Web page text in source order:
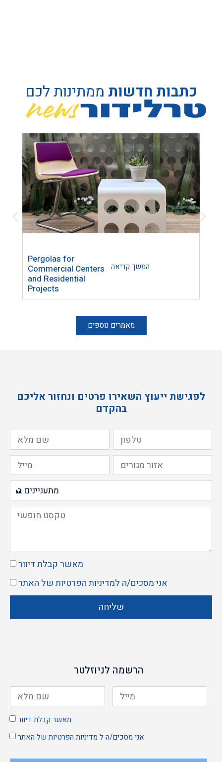
כתבות חדשות ממתינות לכם
Pergolas for
Commercial Centers
and Residential
Projects
המשך קריאה
מאמרים נוספים
לפגישת ייעוץ השאירו פרטים ונחזור אליכם
בהקדם
מאשר קבלת דיוור
אני מסכים/ה למדיניות הפרטיותשל האתר
שליחה
הרשמה לניוזלטר
מאשר קבלת דיוור
אני מסכים/ה ל מדיניות הפרטיות של האתר